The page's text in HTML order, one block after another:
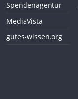
Spendenagentur
MediaVista
gutes-wissen.org